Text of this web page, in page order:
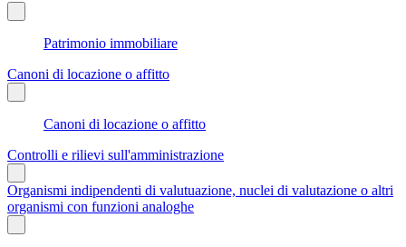
Patrimonio immobiliare
Canoni di locazione o affitto
Canoni di locazione o affitto
Controlli e rilievi sull'amministrazione
Organismi indipendenti di valutuazione, nuclei di valutazione o altri
organismi con funzioni analoghe